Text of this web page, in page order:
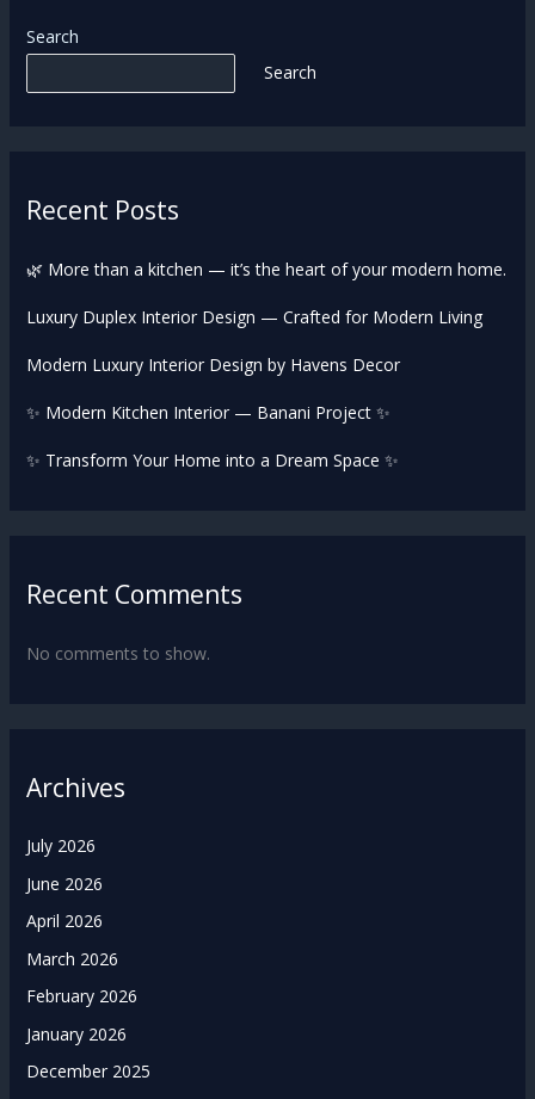
Search
Search
Recent Posts
🌿 More than a kitchen — it’s the heart of your modern home.
Luxury Duplex Interior Design — Crafted for Modern Living
Modern Luxury Interior Design by Havens Decor
✨ Modern Kitchen Interior — Banani Project ✨
✨ Transform Your Home into a Dream Space ✨
Recent Comments
No comments to show.
Archives
July 2026
June 2026
April 2026
March 2026
February 2026
January 2026
December 2025